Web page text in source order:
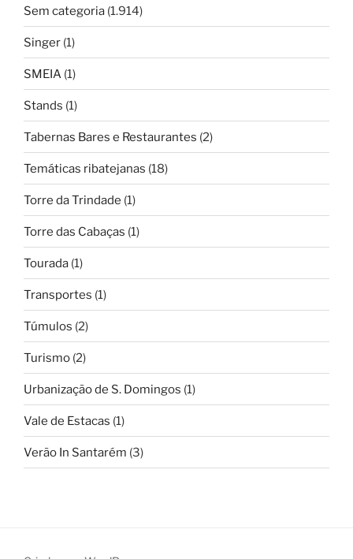
Sem categoria (1.914)
Singer (1)
SMEIA (1)
Stands (1)
Tabernas Bares e Restaurantes (2)
Temáticas ribatejanas (18)
Torre da Trindade (1)
Torre das Cabaças (1)
Tourada (1)
Transportes (1)
Túmulos (2)
Turismo (2)
Urbanização de S. Domingos (1)
Vale de Estacas (1)
Verão In Santarém (3)